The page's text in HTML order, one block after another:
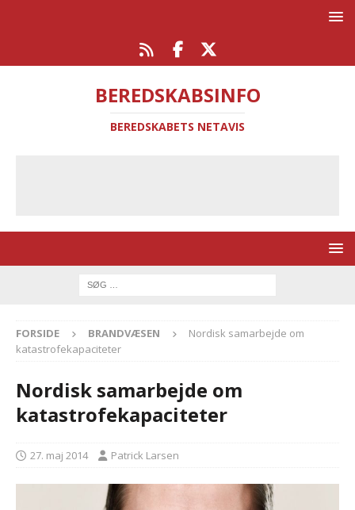
BEREDSKABSINFO
BEREDSKABETS NETAVIS
FORSIDE BRANDVÆSEN
Nordisk samarbejde om
katastrofekapaciteter
Nordisk samarbejde om
katastrofekapaciteter
27. maj 2014 Patrick Larsen